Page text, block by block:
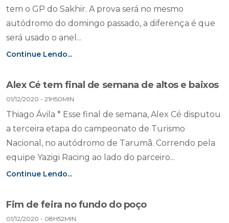
tem o GP do Sakhir. A prova será no mesmo
autódromo do domingo passado, a diferença é que
será usado o anel...
Continue Lendo...
Alex Cé tem final de semana de altos e baixos
01/12/2020 - 21H50MIN
Thiago Ávila * Esse final de semana, Alex Cé disputou
a terceira etapa do campeonato de Turismo
Nacional, no autódromo de Tarumã. Correndo pela
equipe Yazigi Racing ao lado do parceiro...
Continue Lendo...
Fim de feira no fundo do poço
01/12/2020 - 08H52MIN